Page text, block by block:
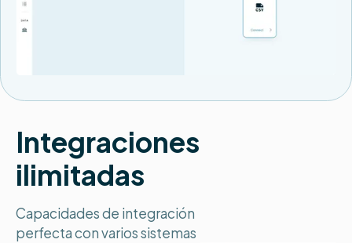
Integraciones
ilimitadas
Capacidades de integración
perfecta con varios sistemas